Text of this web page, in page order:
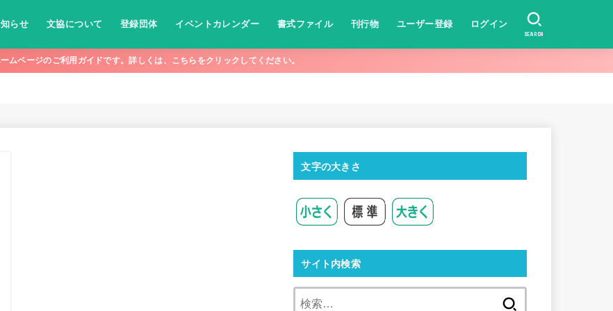
らせ 文協について 登録団体 イベントカレンダー 書式ファイル 刊行物 ユーザー登録 ログイン
SEARCH
ムページのご利用ガイドです。詳しくは、こちらをクリックしてください。
文字の大きさ
サイト内検索